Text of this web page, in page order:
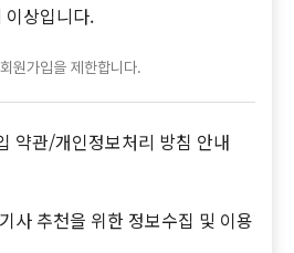
이상입니다.
원가입을 제한합니다.
약관/개인정보처리 방침 안내
사 추천을 위한 정보수집 및 이용